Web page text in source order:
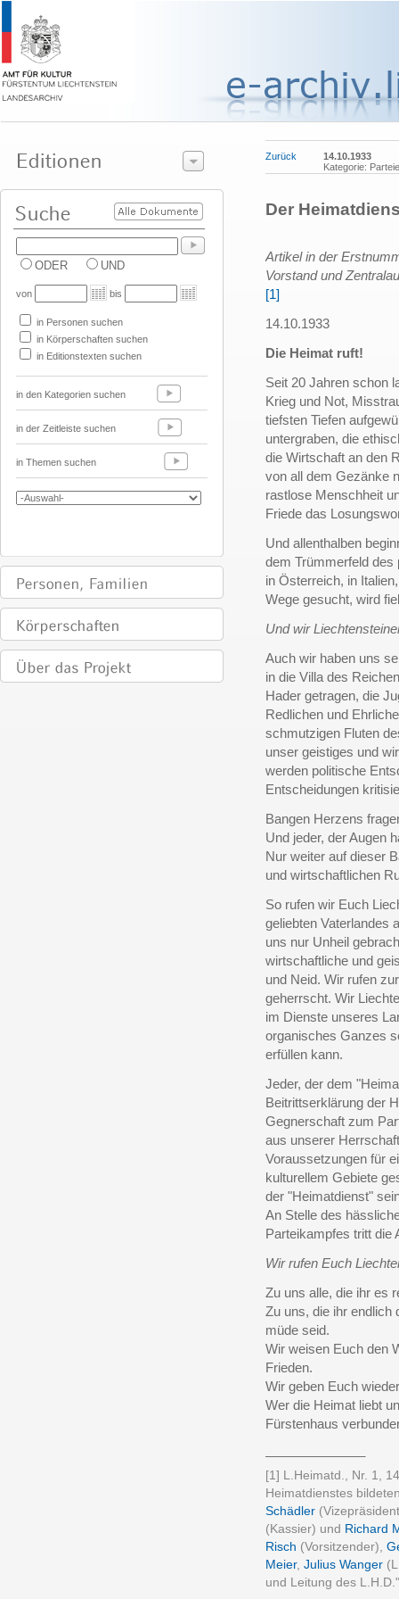
ODER UND
von bis
in Personen suchen
in Körperschaften suchen
in Editionstexten suchen
in den Kategorien suchen
in der Zeitleiste suchen
in Themen suchen
Zurück
14.10.1933
Kategorie:
Der
Artikel in der
Vorstand und
[1]
14.10.1933
Die Heimat ruft!
Seit 20 Jahren schon
Krieg und Not,
tiefsten Tiefen
untergraben, die
die Wirtschaft an den
von all dem Gezänke
rastlose Menschheit
Friede das
Und allenthalben
dem Trümmerfeld
in Österreich, in
Wege gesucht, wird
Und wir
Auch wir haben uns
in die Villa des
Hader getragen, die
Redlichen und
schmutzigen Fluten
unser geistiges und
werden politische
Entscheidungen
Bangen Herzens
Und jeder, der Augen
Nur weiter auf dieser
und wirtschaftlichen
So rufen wir Euch
geliebten Vaterlandes
uns nur Unheil
wirtschaftliche und
und Neid. Wir rufen
geherrscht. Wir
im Dienste unseres
organisches Ganzes
erfüllen kann.
Jeder, der dem
Beitrittserklärung der
Gegnerschaft zum
aus unserer
Voraussetzungen für
kulturellem Gebiete
der "Heimatdienst"
An Stelle des
Parteikampfes tritt die
Wir rufen Euch
Zu uns alle, die ihr es
Zu uns, die ihr endlich
müde seid.
Wir weisen Euch den
Frieden.
Wir geben Euch
Wer die Heimat liebt
Fürstenhaus
[1] L.Heimatd., Nr. 1,
Heimatdienstes
Schädler
(Kassier) und Richard
Risch (Vorsitzender),
Meier, Julius Wanger
und Leitung des